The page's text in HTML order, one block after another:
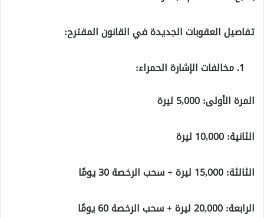
تفاصيل العقوبات الجديدة في القانون المقترح:
مخالفات الإشارة الحمراء:
المرة الأولى: 5,000 ليرة
الثانية: 10,000 ليرة
الثالثة: 15,000 ليرة + سحب الرخصة 30 يومًا
الرابعة: 20,000 ليرة + سحب الرخصة 60 يومًا